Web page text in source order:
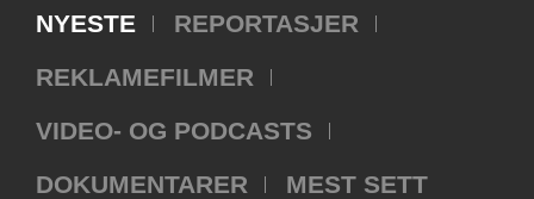
NYESTE
REPORTASJER
REKLAMEFILMER
VIDEO- OG PODCASTS
DOKUMENTARER
MEST SETT